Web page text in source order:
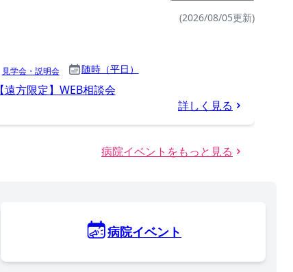
(2026/08/05更新)
見学会・説明会 随時（平日）
【遠方限定】WEB相談会
詳しく見る
病院イベントをもっと見る
病院イベント